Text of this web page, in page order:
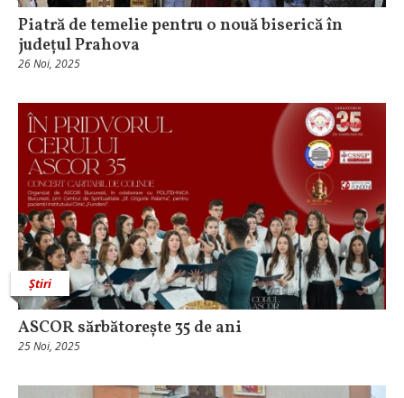
Piatră de temelie pentru o nouă biserică în
județul Prahova
26 Noi, 2025
Știri
ASCOR sărbătorește 35 de ani
25 Noi, 2025